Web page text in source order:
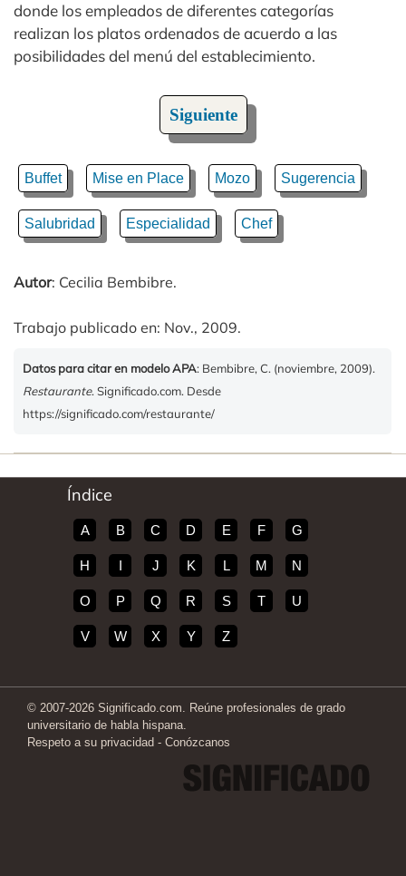
donde los empleados de diferentes categorías
realizan los platos ordenados de acuerdo a las
posibilidades del menú del establecimiento.
Siguiente
Buffet Mise en Place Mozo Sugerencia
Salubridad Especialidad Chef
Autor: Cecilia Bembibre.
Trabajo publicado en: Nov., 2009.
Datos para citar en modelo APA: Bembibre, C. (noviembre, 2009).
Restaurante. Significado.com. Desde
https://significado.com/restaurante/
Índice
A B C D E F G
H I J K L M N
O P Q R S T U
V W X Y Z
© 2007-2026 Significado.com. Reúne profesionales de grado
universitario de habla hispana.
Respeto a su privacidad - Conózcanos